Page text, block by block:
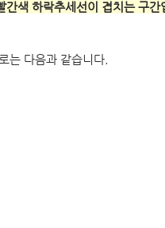
색 하락추세선이 겹치는 구
는 다음과 같습니다.